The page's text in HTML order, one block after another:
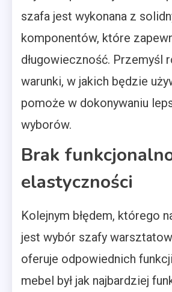
szafa jest wykonana z
komponentów, które
długowieczność. Przemyśl
warunki, w jakich będzie
pomoże w dokonywaniu
wyborów.
Brak
elastyczności
Kolejnym błędem, którego
jest wybór szafy
oferuje odpowiednich
mebel był jak najbardziej